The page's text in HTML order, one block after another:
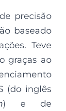
precisão
baseado
Teve
graças ao
(do inglês
) e de